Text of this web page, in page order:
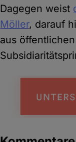
Dagegen weist
Möller, darauf
aus